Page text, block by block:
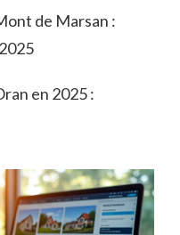
de Marsan :
en 2025 :